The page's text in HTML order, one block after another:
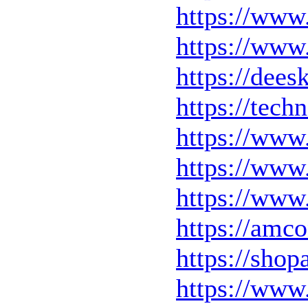
https://
https://
https://
https://
https://
https://
https://
https://
https://
https://